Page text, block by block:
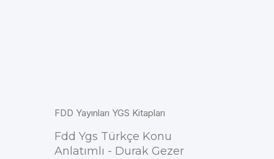
FDD Yayınları YGS Kitapları
Fdd Ygs Türkçe Konu
Anlatımlı - Durak Gezer